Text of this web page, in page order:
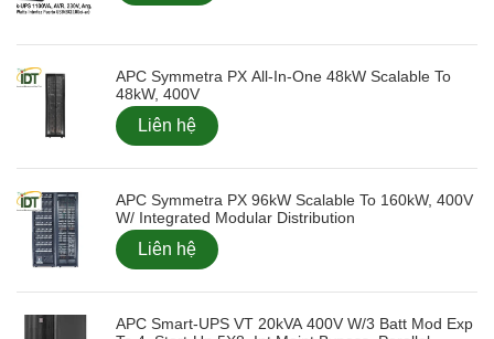
APC Symmetra PX All-In-One 48kW Scalable To
48kW, 400V
Liên hệ
APC Symmetra PX 96kW Scalable To 160kW, 400V
W/ Integrated Modular Distribution
Liên hệ
APC Smart-UPS VT 20kVA 400V W/3 Batt Mod Exp